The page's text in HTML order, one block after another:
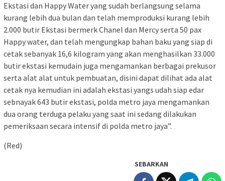
Ekstasi dan Happy Water yang sudah berlangsung selama
kurang lebih dua bulan dan telah memproduksi kurang lebih
2.000 butir Ekstasi bermerk Chanel dan Mercy serta 50 pax
Happy water, dan telah mengungkap bahan baku yang siap di
cetak sebanyak 16,6 kilogram yang akan menghasilkan 33.000
butir ekstasi kemudain juga mengamankan berbagai prekusor
serta alat alat untuk pembuatan, disini dapat dilihat ada alat
cetak nya kemudian ini adalah ekstasi yangs udah siap edar
sebnayak 643 butir ekstasi, polda metro jaya mengamankan
dua orang terduga pelaku yang saat ini sedang dilakukan
pemeriksaan secara intensif di polda metro jaya”.
(Red)
SEBARKAN